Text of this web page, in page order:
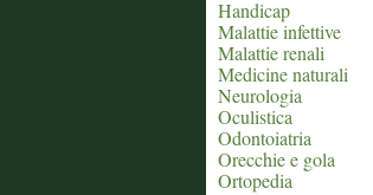
Handicap
Malattie infettive
Malattie renali
Medicine naturali
Neurologia
Oculistica
Odontoiatria
Orecchie e gola
Ortopedia